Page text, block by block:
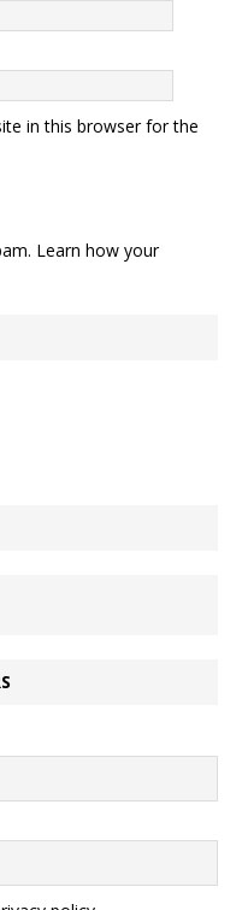
in this browser for the
Learn how your